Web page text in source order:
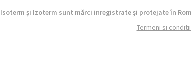
Isoterm și Izoterm sunt mărci inregistrate și protejate în
Termeni si